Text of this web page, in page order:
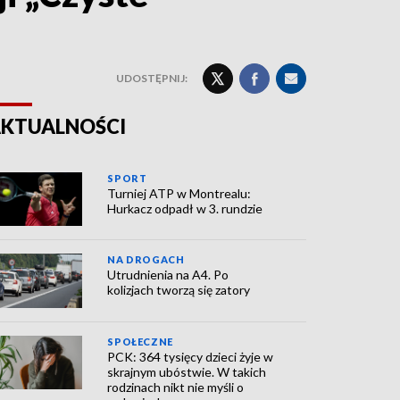
UDOSTĘPNIJ:
SPORT
Turniej ATP w Montrealu:
Hurkacz odpadł w 3. rundzie
NA DROGACH
Utrudnienia na A4. Po
kolizjach tworzą się zatory
SPOŁECZNE
PCK: 364 tysięcy dzieci żyje w
skrajnym ubóstwie. W takich
rodzinach nikt nie myśli o